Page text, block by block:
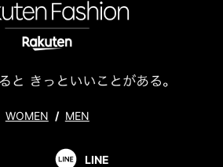
WOMEN / MEN
LINE